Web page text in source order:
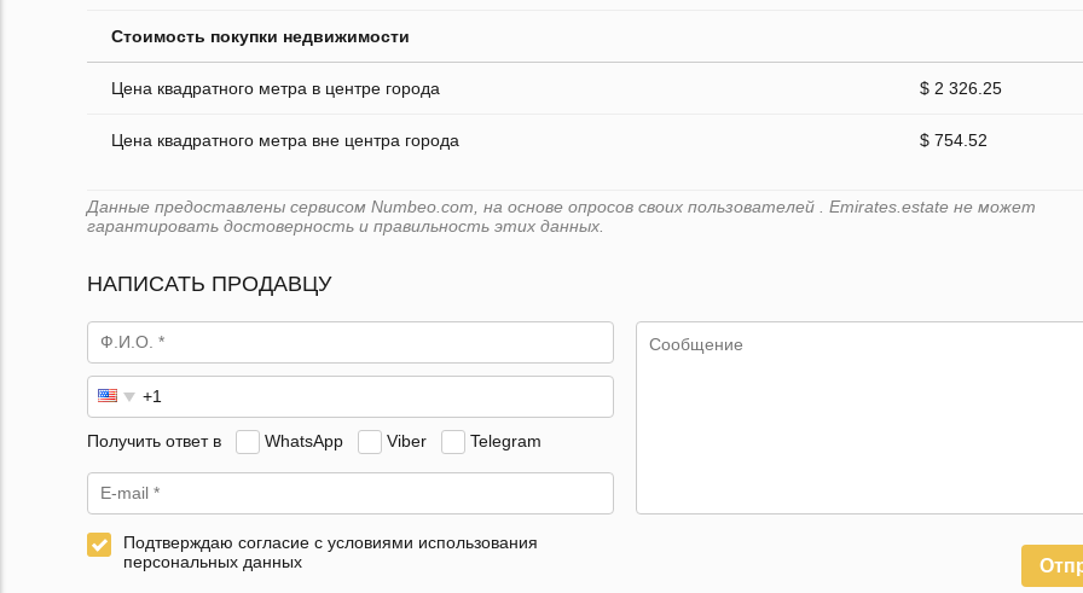
Стоимость покупки недвижимости
Цена квадратного метра в центре города $ 2 326.25
Цена квадратного метра вне центра города $ 754.52
Данные предоставлены сервисом Numbeo.com, на основе опросов своих пользователей . Emirates.estate не может
гарантировать достоверность и правильность этих данных.
НАПИСАТЬ ПРОДАВЦУ
Получить ответ в WhatsApp Viber Telegram
Подтверждаю согласие с условиями использования
персональных данных